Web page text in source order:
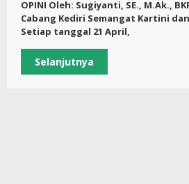
OPINI Oleh: Sugiyanti, SE., M.Ak.,
Cabang Kediri Semangat Kartini
Setiap tanggal 21 April,
Selanjutnya